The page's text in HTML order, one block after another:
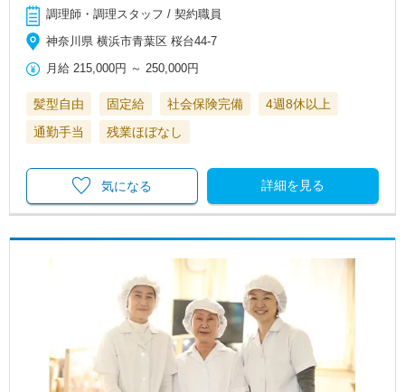
調理師・調理スタッフ / 契約職員
神奈川県 横浜市青葉区 桜台44-7
月給 215,000円 ～250,000円
髪型自由 固定給 社会保険完備
4週8休以上
通勤手当
残業ほぼなし
詳細を見る
気になる